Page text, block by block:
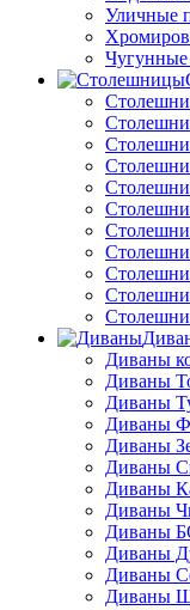
Уличные
Чугунные
Диваны
Диваны
Диваны
Диваны
Диваны
Диваны
Диваны
Диваны
Диваны
Диваны
Диваны
Диваны